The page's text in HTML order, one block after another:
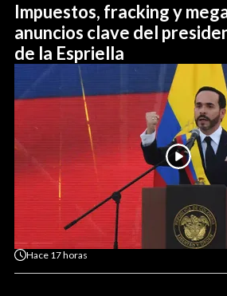
Impuestos, fracking y
anuncios clave del
de la Espriella
Hace 17 horas